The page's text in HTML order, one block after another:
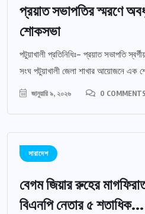
প্রয়াত সভাপতির স্মরণে
শোকসভা
পটুয়াখালী প্রতিনিধিঃ- প্রয়াত সভাপতি
সংঘ পটুয়াখালী জেলা শাখার আয়োজনে এক
জানুয়ারি ৯, ২০২৬ 0 COMMENTS
সারাদেশ
বেগম জিয়ার রুহের
বিএনপি নেতার ৫ শতাধিক...